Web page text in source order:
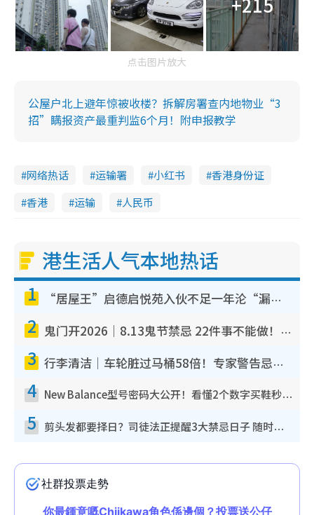
点击图片放大
公屋户北上避年惊被收楼？拆解房署查内地物业“3
招”瞒报资产最重判监6个月！附申报教学
网络热话 运输署 小红书
香港身份证
香港
运输 人民币
港生活人气本地热话
1 “居屋王”启德启悦苑入伙不足一年沦“漏水之王”！插座喷火花致大停电 多户业主全屋家电报废
2 鬼门开2026｜8.13鬼节禁忌 22件事不能做！烧肉、刺身要少食？半夜勿吹口哨/打给个电话
3 行李清洁｜车轮脏过马桶58倍！专家警告忌用酒精擦 教1招免脏手除菌
4 New Balance型号密码大公开！看懂2个数字买鞋秒知功能免中伏 附5大热门鞋款
5 剪头发都要择日？司徒法正提醒3大禁忌日子 随时剪走财运！这日剪发恐“剪寿命”？